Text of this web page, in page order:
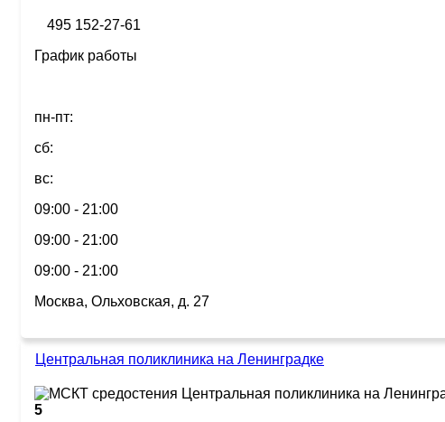
495 152-27-61
График работы
пн-пт:
сб:
вс:
09:00 - 21:00
09:00 - 21:00
09:00 - 21:00
Москва, Ольховская, д. 27
Центральная поликлиника на Ленинградке
5